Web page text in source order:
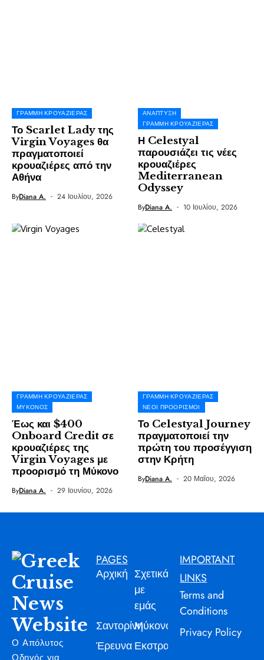
ΓΡΑΜΜΉ ΚΡΟΥΑΖΙΈΡΑΣ
Το Scarlet Lady της
Virgin Voyages θα
πραγματοποιεί
κρουαζιέρες από την
Αθήνα
ByDiana A. 24 Ιουλίου, 2026
ΑΝΆΠΤΥΞΗ
ΓΡΑΜΜΉ ΚΡΟΥΑΖΙΈΡΑΣ
Η Celestyal
παρουσιάζει τις νέες
κρουαζιέρες
Mediterranean
Odyssey
ByDiana A. 10 Ιουλίου, 2026
ΓΡΑΜΜΉ ΚΡΟΥΑΖΙΈΡΑΣ
ΜΎΚΟΝΟΣ
Έως και $400
Onboard Credit σε
κρουαζιέρες της
Virgin Voyages με
προορισμό τη Μύκονο
ByDiana A. 29 Ιουνίου, 2026
ΓΡΑΜΜΉ ΚΡΟΥΑΖΙΈΡΑΣ
ΝΈΟΙ ΠΡΟΟΡΙΣΜΟΊ
Το Celestyal Journey
πραγματοποιεί την
πρώτη του προσέγγιση
στην Κρήτη
ByDiana A. 20 Μαΐου, 2026
Ο Απόλυτος
PAGES
Αρχική Σχετικά
με
εμάς
ΣαντορίνηΜύκονος
Έρευνα Εκστρατεία
IMPORTANT
LINKS
Terms and
Conditions
Privacy Policy